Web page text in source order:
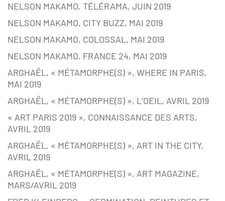
NELSON MAKAMO, TÉLÉRAMA, JUIN 2019
NELSON MAKAMO, CITY BUZZ, MAI 2019
NELSON MAKAMO, COLOSSAL, MAI 2019
NELSON MAKAMO, FRANCE 24, MAI 2019
ARGHAËL, « MÉTAMORPHE(S) », WHERE IN PARIS,
MAI 2019
ARGHAËL, « MÉTAMORPHE(S) », L’OEIL, AVRIL 2019
« ART PARIS 2019 », CONNAISSANCE DES ARTS,
AVRIL 2019
ARGHAËL, « MÉTAMORPHE(S) », ART IN THE CITY,
AVRIL 2019
ARGHAËL, « MÉTAMORPHE(S) », ART MAGAZINE,
MARS/AVRIL 2019